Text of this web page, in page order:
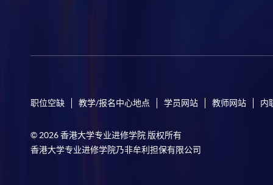
职位空缺 教学/报名中心地点 学员网站 教师网站 内
© 2026 香港大学专业进修学院 版权所有
香港大学专业进修学院乃非牟利担保有限公司